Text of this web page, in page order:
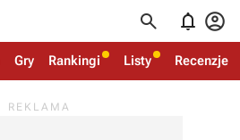
  
Gry Rankingi Listy Recenzje